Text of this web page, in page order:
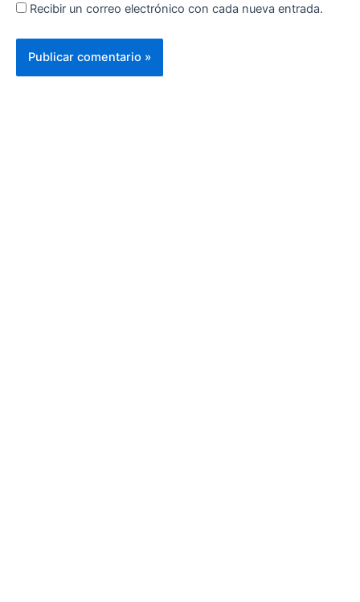
Recibir un correo electrónico con cada nueva entrada.